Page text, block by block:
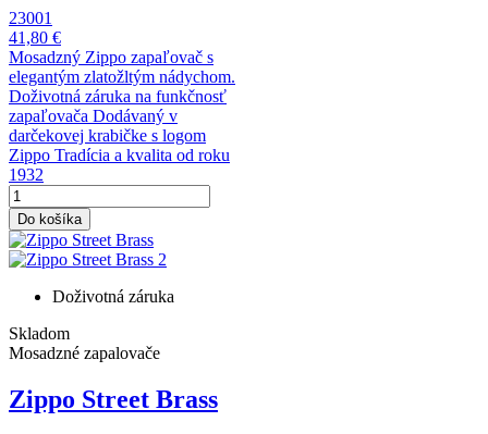
23001
41,80 €
Mosadzný Zippo zapaľovač s
elegantým zlatožltým nádychom.
Doživotná záruka na funkčnosť
zapaľovača Dodávaný v
darčekovej krabičke s logom
Zippo Tradícia a kvalita od roku
1932
Do košíka
Doživotná záruka
Skladom
Mosadzné zapalovače
Zippo Street Brass